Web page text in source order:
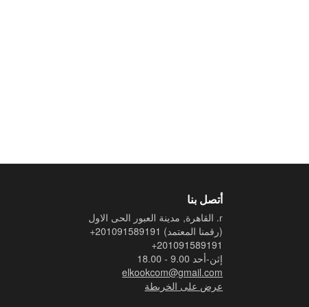
أتصل بنا
г. القاهرة, مدينة العبور الحى الاول
+201091589191
(رقمنا المعتمد)
+201091589191
إثن-أحد 9.00 - 18.00
elkookcom@gmail.com
عرض على الخريطة